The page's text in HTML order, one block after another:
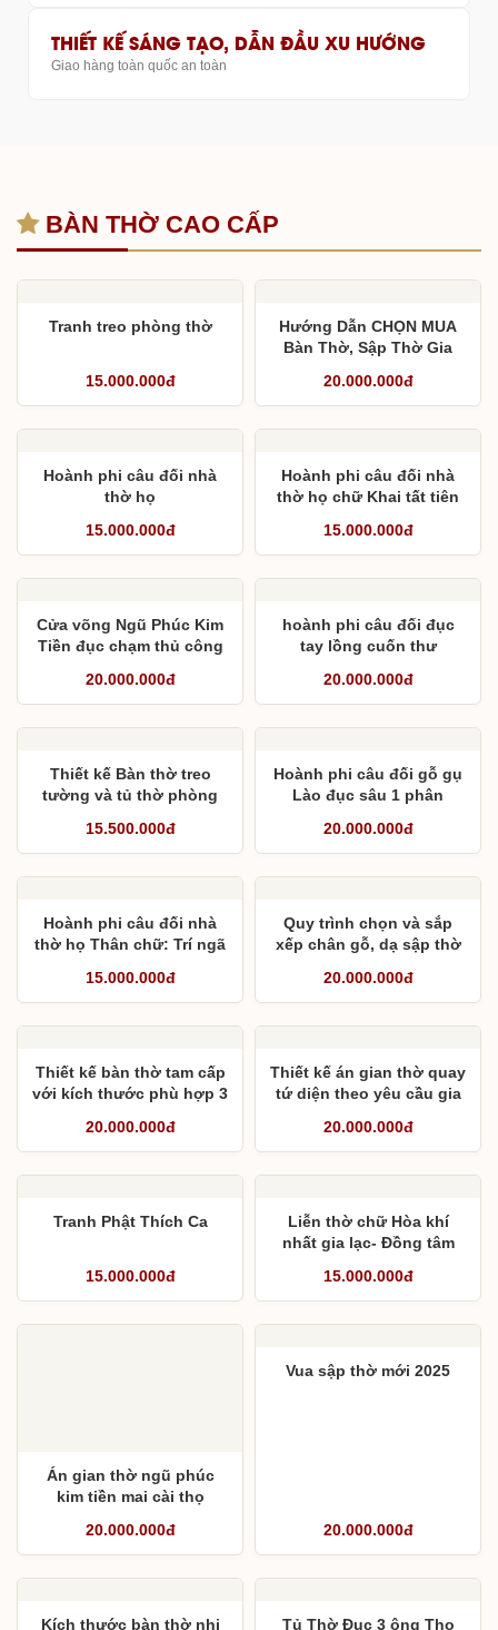
THIẾT KẾ SÁNG TẠO, DẪN ĐẦU XU HƯỚNG
Giao hàng toàn quốc an toàn
BÀN THỜ CAO CẤP
Tranh treo phòng thờ
15.000.000đ
Hướng Dẫn CHỌN MUA
Bàn Thờ, Sập Thờ Gia
20.000.000đ
Hoành phi câu đối nhà
thờ họ
15.000.000đ
Hoành phi câu đối nhà
thờ họ chữ Khai tất tiên
15.000.000đ
Cửa võng Ngũ Phúc Kim
Tiền đục chạm thủ công
20.000.000đ
hoành phi câu đối đục
tay lồng cuốn thư
20.000.000đ
Thiết kế Bàn thờ treo
tường và tủ thờ phòng
15.500.000đ
Hoành phi câu đối gỗ gụ
Lào đục sâu 1 phân
20.000.000đ
Hoành phi câu đối nhà
thờ họ Thân chữ: Trí ngã
Trần kỳ tôn khí, thiết kỳ y
thường
15.000.000đ
Quy trình chọn và sắp
xếp chân gỗ, dạ sập thờ
20.000.000đ
Thiết kế bàn thờ tam cấp
với kích thước phù hợp 3
20.000.000đ
Thiết kế án gian thờ quay
tứ diện theo yêu cầu gia
20.000.000đ
Tranh Phật Thích Ca
15.000.000đ
Liễn thờ chữ Hòa khí
nhất gia lạc- Đồng tâm
15.000.000đ
Án gian thờ ngũ phúc
kim tiền mai cài thọ
20.000.000đ
Vua sập thờ mới 2025
20.000.000đ
Kích thước bàn thờ nhị
Tủ Thờ Đục 3 ông Thọ